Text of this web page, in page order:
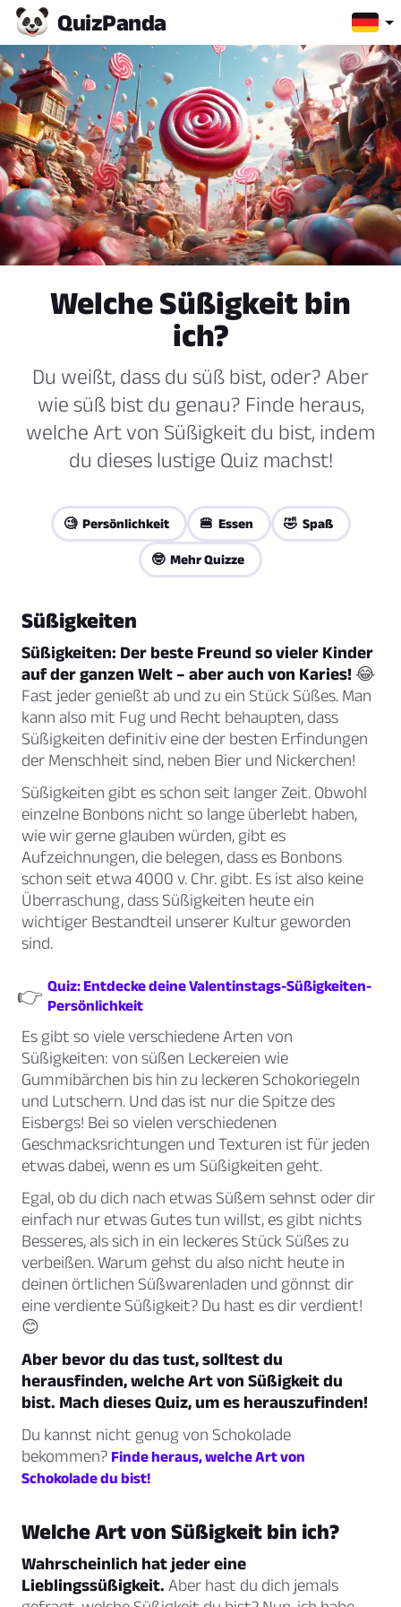
QuizPanda
Welche Süßigkeit bin
ich?
Du weißt, dass du süß bist, oder? Aber
wie süß bist du genau? Finde heraus,
welche Art von Süßigkeit du bist, indem
du dieses lustige Quiz machst!
🧐 Persönlichkeit 🍔 Essen 🤣 Spaß
🤓 Mehr Quizze
Süßigkeiten
Süßigkeiten: Der beste Freund so vieler Kinder
auf der ganzen Welt – aber auch von Karies! 😂
Fast jeder genießt ab und zu ein Stück Süßes. Man
kann also mit Fug und Recht behaupten, dass
Süßigkeiten definitiv eine der besten Erfindungen
der Menschheit sind, neben Bier und Nickerchen!
Süßigkeiten gibt es schon seit langer Zeit. Obwohl
einzelne Bonbons nicht so lange überlebt haben,
wie wir gerne glauben würden, gibt es
Aufzeichnungen, die belegen, dass es Bonbons
schon seit etwa 4000 v. Chr. gibt. Es ist also keine
Überraschung, dass Süßigkeiten heute ein
wichtiger Bestandteil unserer Kultur geworden
sind.
👉 Quiz: Entdecke deine Valentinstags-Süßigkeiten-
Persönlichkeit
Es gibt so viele verschiedene Arten von
Süßigkeiten: von süßen Leckereien wie
Gummibärchen bis hin zu leckeren Schokoriegeln
und Lutschern. Und das ist nur die Spitze des
Eisbergs! Bei so vielen verschiedenen
Geschmacksrichtungen und Texturen ist für jeden
etwas dabei, wenn es um Süßigkeiten geht.
Egal, ob du dich nach etwas Süßem sehnst oder dir
einfach nur etwas Gutes tun willst, es gibt nichts
Besseres, als sich in ein leckeres Stück Süßes zu
verbeißen. Warum gehst du also nicht heute in
deinen örtlichen Süßwarenladen und gönnst dir
eine verdiente Süßigkeit? Du hast es dir verdient!
😊
Aber bevor du das tust, solltest du
herausfinden, welche Art von Süßigkeit du
bist. Mach dieses Quiz, um es herauszufinden!
Du kannst nicht genug von Schokolade
bekommen? Finde heraus, welche Art von
Schokolade du bist!
Welche Art von Süßigkeit bin ich?
Wahrscheinlich hat jeder eine
Lieblingssüßigkeit. Aber hast du dich jemals